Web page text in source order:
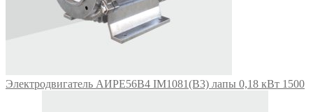
Электродвигатель АИРЕ56В4 IM1081(B3) лапы 0,18 кВт 1500